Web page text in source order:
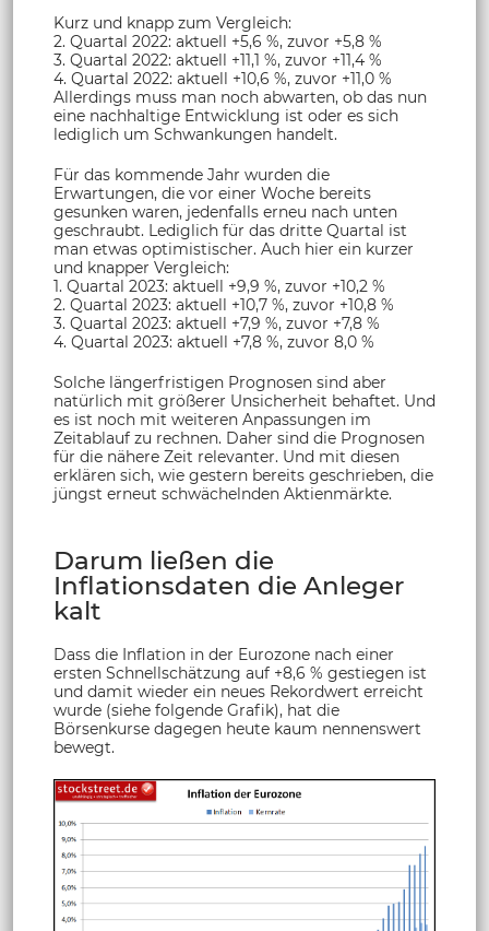
Kurz und knapp zum Vergleich:
2. Quartal 2022: aktuell +5,6 %, zuvor +5,8 %
3. Quartal 2022: aktuell +11,1 %, zuvor +11,4 %
4. Quartal 2022: aktuell +10,6 %, zuvor +11,0 %
Allerdings muss man noch abwarten, ob das nun
eine nachhaltige Entwicklung ist oder es sich
lediglich um Schwankungen handelt.
Für das kommende Jahr wurden die
Erwartungen, die vor einer Woche bereits
gesunken waren, jedenfalls erneu nach unten
geschraubt. Lediglich für das dritte Quartal ist
man etwas optimistischer. Auch hier ein kurzer
und knapper Vergleich:
1. Quartal 2023: aktuell +9,9 %, zuvor +10,2 %
2. Quartal 2023: aktuell +10,7 %, zuvor +10,8 %
3. Quartal 2023: aktuell +7,9 %, zuvor +7,8 %
4. Quartal 2023: aktuell +7,8 %, zuvor 8,0 %
Solche längerfristigen Prognosen sind aber
natürlich mit größerer Unsicherheit behaftet. Und
es ist noch mit weiteren Anpassungen im
Zeitablauf zu rechnen. Daher sind die Prognosen
für die nähere Zeit relevanter. Und mit diesen
erklären sich, wie gestern bereits geschrieben, die
jüngst erneut schwächelnden Aktienmärkte.
Darum ließen die
Inflationsdaten die Anleger
kalt
Dass die Inflation in der Eurozone nach einer
ersten Schnellschätzung auf +8,6 % gestiegen ist
und damit wieder ein neues Rekordwert erreicht
wurde (siehe folgende Grafik), hat die
Börsenkurse dagegen heute kaum nennenswert
bewegt.